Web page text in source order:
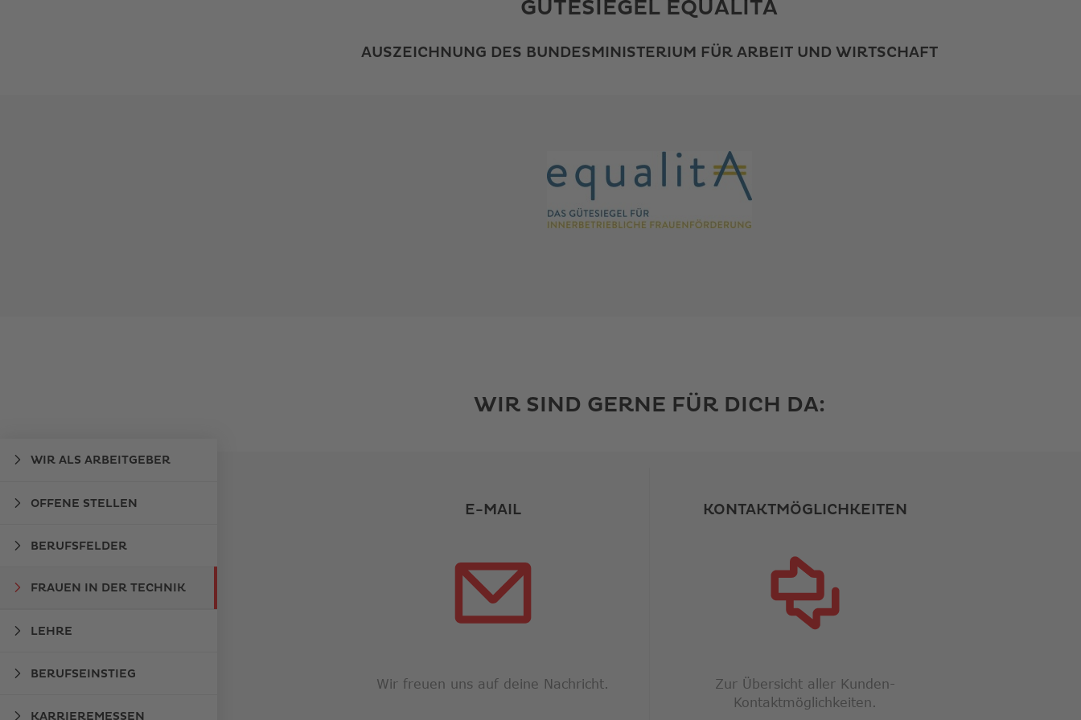
WIR ALS ARBEITGEBER
OFFENE STELLEN
BERUFSFELDER
FRAUEN IN DER TECHNIK
LEHRE
BERUFSEINSTIEG
KARRIEREMESSEN
GÜTESIEGEL EQUALITA
AUSZEICHNUNG DES BUNDESMINISTERIUM FÜR ARBEIT UND WIRTSCHAFT
WIR SIND GERNE FÜR DICH DA:
E-MAIL
Wir freuen uns auf deine Nachricht.
KONTAKTMÖGLICHKEITEN
Zur Übersicht aller Kunden-
Kontaktmöglichkeiten.